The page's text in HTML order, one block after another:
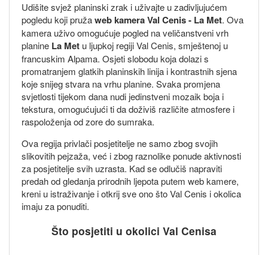
Udišite svjež planinski zrak i uživajte u zadivljujućem
pogledu koji pružaweb kamera Val Cenis - La Met. Ova
kamera uživo omogućuje pogled na veličanstveni vrh
planine La Met u ljupkoj regiji Val Cenis, smještenoj u
francuskim Alpama. Osjeti slobodu koja dolazi s
promatranjem glatkih planinskih linija i kontrastnih sjena
koje snijeg stvara na vrhu planine. Svaka promjena
svjetlosti tijekom dana nudi jedinstveni mozaik boja i
tekstura, omogućujući ti da doživiš različite atmosfere i
raspoloženja od zore do sumraka.
Ova regija privlači posjetitelje ne samo zbog svojih
slikovitih pejzaža, već i zbog raznolike ponude aktivnosti
za posjetitelje svih uzrasta. Kad se odlučiš napraviti
predah od gledanja prirodnih ljepota putem web kamere,
kreni u istraživanje i otkrij sve ono što Val Cenis i okolica
imaju za ponuditi.
Što posjetiti u okolici Val Cenisa